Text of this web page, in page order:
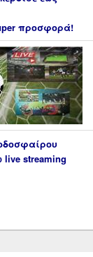
προσφορά!
streaming